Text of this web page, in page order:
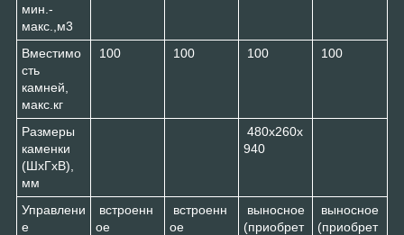
мин.-
макс.,м3
Вместимо
сть
камней,
макс.кг
100 100 100 100
Размеры
каменки
(ШхГхВ),
мм
480x260x
940
Управлени
е
встроенн
ое
встроенн
ое
выносное
(приобрет
выносное
(приобрет